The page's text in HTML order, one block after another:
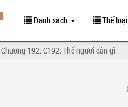
Danh sách Thể loại
Chương 192: C192: Thế ngươi cần gì